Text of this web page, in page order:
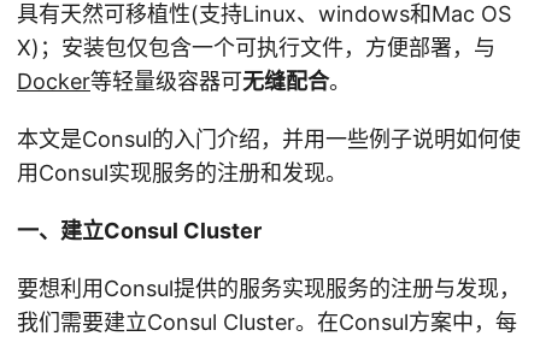
具有天然可移植性(支持Linux、windows和Mac OS
X)；安装包仅包含一个可执行文件，方便部署，与
Docker等轻量级容器可无缝配合。
本文是Consul的入门介绍，并用一些例子说明如何使
用Consul实现服务的注册和发现。
一、建立Consul Cluster
要想利用Consul提供的服务实现服务的注册与发现，
我们需要建立Consul Cluster。在Consul方案中，每